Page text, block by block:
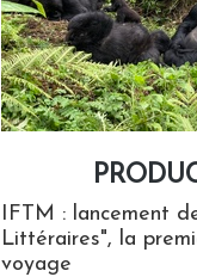
IFTM : lancement
Littéraires", la
voyage